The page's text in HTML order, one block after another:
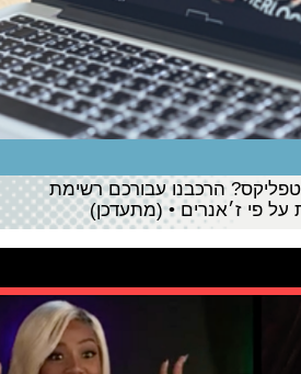
הרכבנו עבורכם רשימת
פי ז׳אנרים • (מתעדכן)